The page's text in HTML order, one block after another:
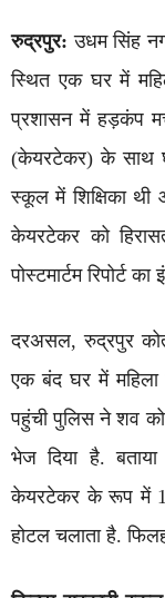
रुद्रपुर:उधम सिंह
स्थित एक घर में
प्रशासन में हड़कंप
(केयरटेकर) के साथ
स्कूल में शिक्षिका
केयरटेकर को
पोस्टमार्टम रिपोर्ट
दरअसल, रुद्रपुर
एक बंद घर में
पहुंची पुलिस ने शव को
भेज दिया है.
केयरटेकर के रूप में
होटल चलाता है.